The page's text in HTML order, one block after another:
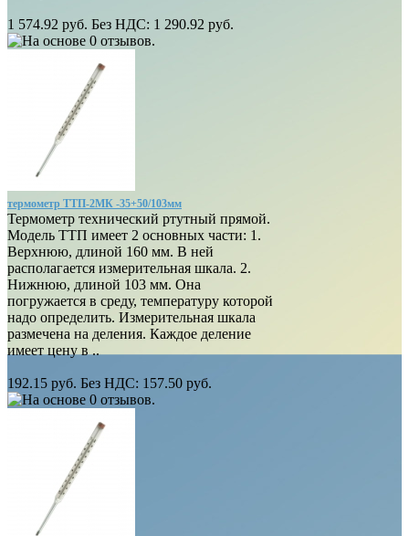
1 574.92 руб. Без НДС: 1 290.92 руб.
термометр ТТП-2МК -35+50/103мм
Термометр технический ртутный прямой.
Модель ТТП имеет 2 основных части: 1.
Верхнюю, длиной 160 мм. В ней
располагается измерительная шкала. 2.
Нижнюю, длиной 103 мм. Она
погружается в среду, температуру которой
надо определить. Измерительная шкала
размечена на деления. Каждое деление
имеет цену в ..
192.15 руб. Без НДС: 157.50 руб.